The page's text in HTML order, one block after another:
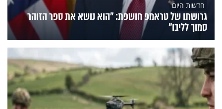
חדשות היום
גרושתו של טראמפ חושפת: "הוא נושא את ספר הזוהר
סמוך לליבו"